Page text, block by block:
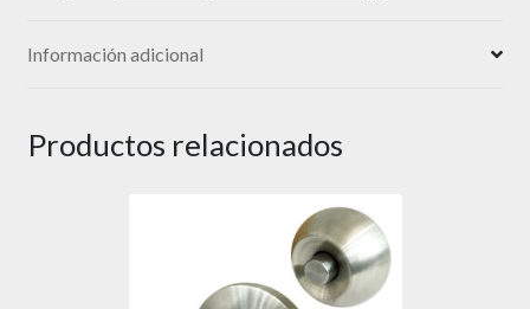
Información adicional
Productos relacionados